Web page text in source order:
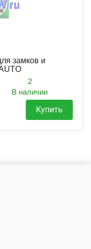
замков и
2
В наличии
Купить